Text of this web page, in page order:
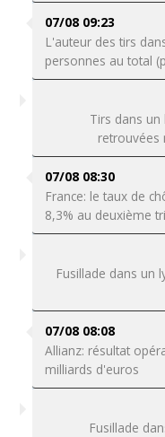
07/08 09:23
L'auteur des tirs
personnes au total
Tirs dans un
retrouvées
07/08 08:30
France: le taux de
8,3% au deuxième
Fusillade dans un
07/08 08:08
Allianz: résultat
milliards d'euros
Fusillade